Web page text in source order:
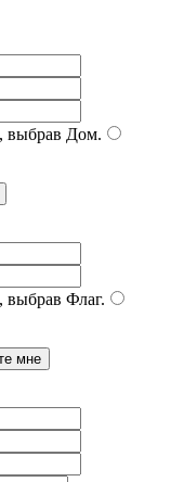
выбрав Дом.
выбрав Флаг.